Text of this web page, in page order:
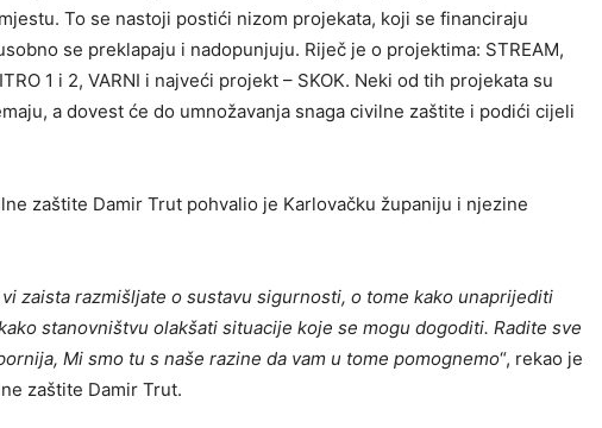
To se nastoji postići nizom projekata, koji se financiraju
se preklapaju i nadopunjuju. Riječ je o projektima: STREAM,
1 i 2, VARNI i najveći projekt – SKOK. Neki od tih projekata su
a dovest će do umnožavanja snaga civilne zaštite i podići cijeli
zaštite Damir Trut pohvalio je Karlovačku županiju i njezine
zaista razmišljate o sustavu sigurnosti, o tome kako unaprijediti
stanovništvu olakšati situacije koje se mogu dogoditi. Radite sve
Mi smo tu s naše razine da vam u tome pomognemo“, rekao je
zaštite Damir Trut.